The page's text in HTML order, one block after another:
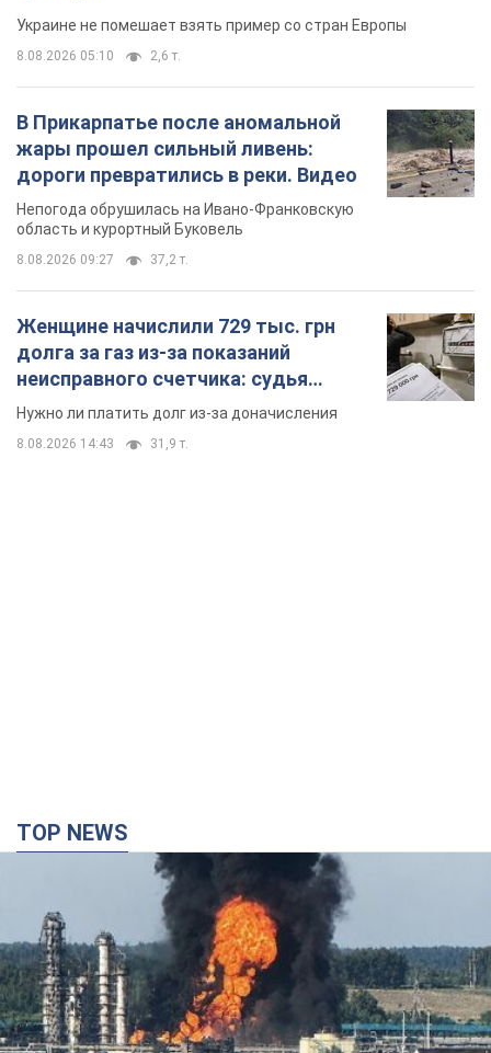
Украине не помешает взять пример со стран Европы
8.08.2026 05:10 2,6 т.
В Прикарпатье после аномальной
жары прошел сильный ливень:
дороги превратились в реки. Видео
Непогода обрушилась на Ивано-Франковскую
область и курортный Буковель
8.08.2026 09:27 37,2 т.
Женщине начислили 729 тыс. грн
долга за газ из-за показаний
неисправного счетчика: судья
вынес неожиданное решение
Нужно ли платить долг из-за доначисления
8.08.2026 14:43 31,9 т.
TOP NEWS